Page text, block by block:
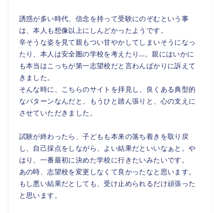
誘惑が多い時代、信念を持って受験にのぞむという事
は、本人も想像以上にしんどかったようです。
辛そうな姿を見て親もつい甘やかしてしまいそうになっ
たり、本人は安全圏の学校を考えたり…。親にはいかに
も本当はこっちが第一志望校だと言わんばかりに訴えて
きました。
そんな時に、こちらのサイトを拝見し、良くある典型的
なパターンなんだと、もうひと踏ん張りと、心の支えに
させていただきました。
試験が終わったら、子どもも本来の落ち着きを取り戻
し、自己採点をしながら、よい結果だといいなぁと。や
はり、一番最初に決めた学校に行きたいみたいです。
あの時、志望校を変更しなくて良かったなと思います。
もし悪い結果だとしても、受け止められるだけ頑張った
と思います。